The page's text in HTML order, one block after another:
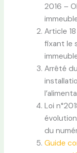
2016 –
Article
fixant le
Arrêté
Loi
du
Guide